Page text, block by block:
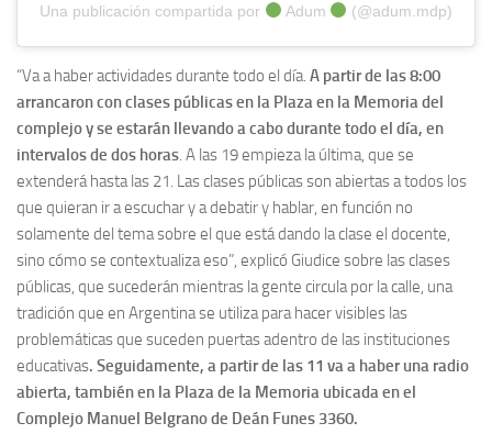
Una publicación compartida por Adum (@adum.mdp)
“Va a haber actividades durante todo el día. A partir de las 8:00
arrancaron con clases públicas en la Plaza en la Memoria del
complejo y se estarán llevando a cabo durante todo el día, en
intervalos de dos horas. A las 19 empieza la última, que se
extenderá hasta las 21. Las clases públicas son abiertas a todos los
que quieran ir a escuchar y a debatir y hablar, en función no
solamente del tema sobre el que está dando la clase el docente,
sino cómo se contextualiza eso”, explicó Giudice sobre las clases
públicas, que sucederán mientras la gente circula por la calle, una
tradición que en Argentina se utiliza para hacer visibles las
problemáticas que suceden puertas adentro de las instituciones
educativas. Seguidamente, a partir de las 11 va a haber una radio
abierta, también en la Plaza de la Memoria ubicada en el
Complejo Manuel Belgrano de Deán Funes 3360.